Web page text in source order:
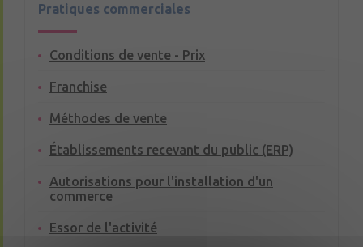
Pratiques commerciales
Conditions de vente - Prix
Franchise
Méthodes de vente
Établissements recevant du public (ERP)
Autorisations pour l'installation d'un
commerce
Essor de l'activité